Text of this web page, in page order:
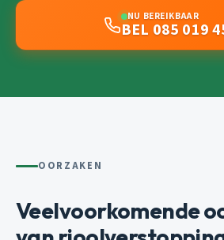
NU BEREIKBAAR
BEL 085 019
OORZAKEN
Veelvoorkomende